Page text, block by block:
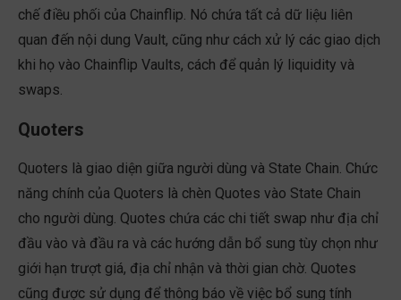
chế điều phối của Chainflip. Nó chứa tất cả dữ liệu liên
quan đến nội dung Vault, cũng như cách xử lý các giao dịch
khi họ vào Chainflip Vaults, cách để quản lý liquidity và
swaps.
Quoters
Quoters là giao diện giữa người dùng và State Chain. Chức
năng chính của Quoters là chèn Quotes vào State Chain
cho người dùng. Quotes chứa các chi tiết swap như địa chỉ
đầu vào và đầu ra và các hướng dẫn bổ sung tùy chọn như
giới hạn trượt giá, địa chỉ nhận và thời gian chờ. Quotes
cũng được sử dụng để thông báo về việc bổ sung tính